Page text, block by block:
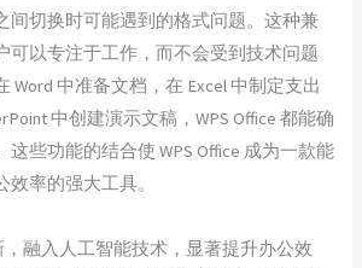
间切换时可能遇到的格式问题。这种兼
可以专注于工作，而不会受到技术问题
Word 中准备文档，在 Excel 中制定支出
中创建演示文稿，WPS Office 都能确
些功能的结合使 WPS Office 成为一款能
率的强大工具。
，融入人工智能技术，显著提升办公效